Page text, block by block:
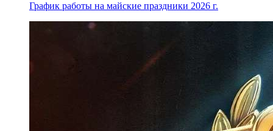
График работы на майские праздники 2026 г.